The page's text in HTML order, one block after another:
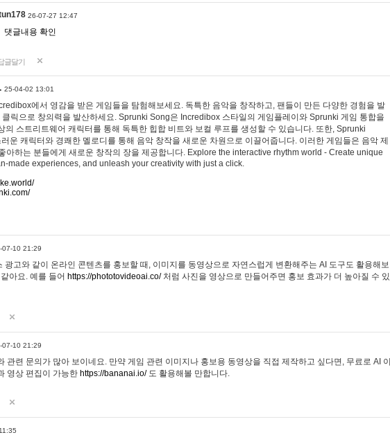
26-07-27 12:47
댓글내용 확인
글달기
25-04-02 13:01
에서 영감을 받은 게임들을 탐험해보세요. 독특한 음악을 창작하고, 팬들이 만든 다양한 경험을 발
클릭으로 창의력을 발산하세요. Sprunki Song은 Incredibox 스타일의 게임플레이와 Sprunki 게임 통합을
의 스트리트웨어 캐릭터를 통해 독특한 힙합 비트와 보컬 루프를 생성할 수 있습니다. 또한, Sprunki
운 캐릭터와 경쾌한 멜로디를 통해 음악 창작을 새로운 차원으로 이끌어줍니다. 이러한 게임들은 음악 제
아하는 분들에게 새로운 창작의 장을 제공합니다. Explore the interactive rhythm world - Create unique
made experiences, and unleash your creativity with just a click.
07-10 21:29
광고와 같이 온라인 콘텐츠를 홍보할 때, 이미지를 동영상으로 자연스럽게 변환해주는 AI 도구도 활용해보
아요. 예를 들어 https://phototovideoai.co/처럼 사진을 영상으로 만들어주면 홍보 효과가 더 높아질 수 있
07-10 21:29
관련 문의가 많아 보이네요. 만약 게임 관련 이미지나 홍보용 동영상을 직접 제작하고 싶다면, 무료로 AI 이
영상 편집이 가능한 https://bananai.io/도 활용해볼 만합니다.